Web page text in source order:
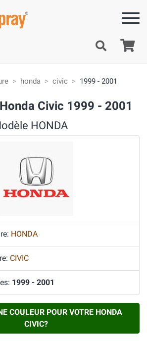
honda civic 1999 - 2001
Civic 1999 - 2001
HONDA
HONDA
CIVIC
1999 - 2001
COULEUR POUR VOTRE HONDA
CIVIC?